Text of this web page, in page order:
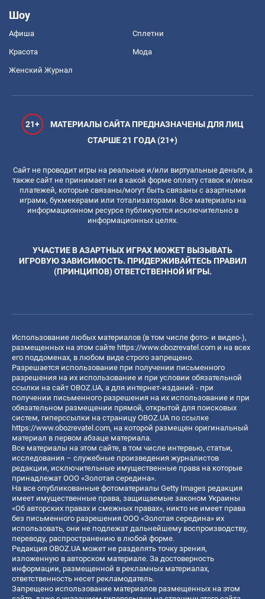
Шоу
Афиша Сплетни
Красота Мода
Женский Журнал
21+
МАТЕРИАЛЫ САЙТА ПРЕДНАЗНАЧЕНЫ ДЛЯ ЛИЦ
СТАРШЕ 21 ГОДА (21+)
Сайт не проводит игры на реальные и/или виртуальные деньги, а
также сайт не принимает ни в какой форме оплату ставок и/иных
платежей, которые связаны/могут быть связаны с азартными
играми, букмекерами или тотализаторами. Все материалы на
информационном ресурсе публикуются исключительно в
информационных целях.
УЧАСТИЕ В АЗАРТНЫХ ИГРАХ МОЖЕТ ВЫЗЫВАТЬ
ИГРОВУЮ ЗАВИСИМОСТЬ. ПРИДЕРЖИВАЙТЕСЬ ПРАВИЛ
(ПРИНЦИПОВ) ОТВЕТСТВЕННОЙ ИГРЫ.
Использование любых материалов (в том числе фото- и видео-),
размещенных на этом сайте https://www.obozrevatel.com и на всех
его поддоменах, в любом виде строго запрещено.
Разрешается использование при получении письменного
разрешения на их использование и при условии обязательной
ссылки на сайт OBOZ.UA, а для интернет-изданий - при
получении письменного разрешения на их использование и при
обязательном размещении прямой, открытой для поисковых
систем, гиперссылки на страницу OBOZ.UA по ссылке
https://www.obozrevatel.com, на которой размещен оригинальный
материал в первом абзаце материала.
Все материалы на этом сайте, в том числе интервью, статьи,
исследования – служебные произведения журналистов
редакции, исключительные имущественные права на которые
принадлежат ООО «Золотая середина».
На все опубликованные фотоматериалы Getty Images редакция
имеет имущественные права, защищаемые законом Украины
«Об авторских правах и смежных правах», никто не имеет права
без письменного разрешения ООО «Золотая середина» их
использовать, они не подлежат дальнейшему воспроизводству,
переводу, распространению в любой форме.
Редакция OBOZ.UA может не разделять точку зрения,
изложенную в авторском материале. За достоверность
информации, размещенной в рекламных материалах,
ответственность несет рекламодатель.
Запрещено использование материалов размещенных на этом